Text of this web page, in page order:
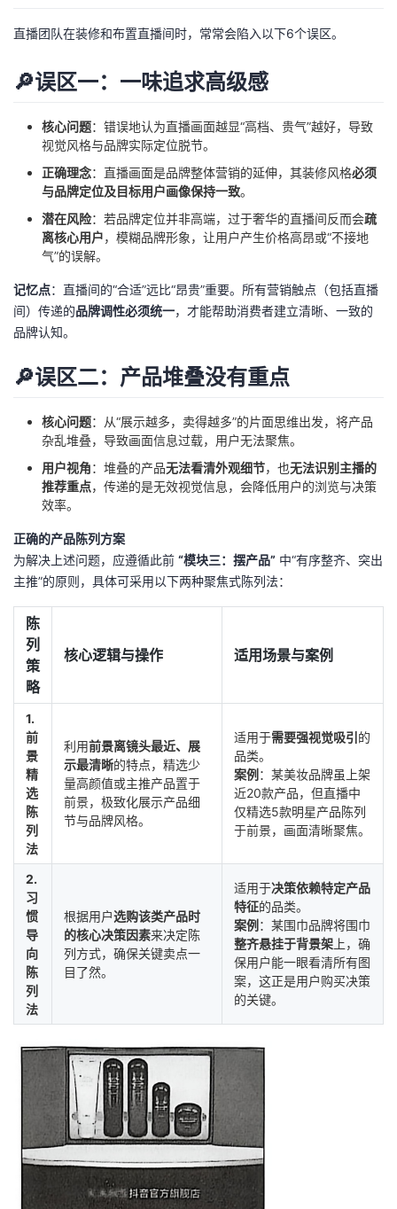
证
实
验
的
收
持
建
议
直播团队在装修和布置直播间时，常常会陷入以下6个误区。
🔎误区一：一味追求高级感
核心问题：错误地认为直播画面越显“高档、贵气”越好，导致
视觉风格与品牌实际定位脱节。
正确理念：直播画面是品牌整体营销的延伸，其装修风格必须
与品牌定位及目标用户画像保持一致。
潜在风险：若品牌定位并非高端，过于奢华的直播间反而会疏
离核心用户，模糊品牌形象，让用户产生价格高昂或“不接地
气”的误解。
记忆点：直播间的“合适”远比“昂贵”重要。所有营销触点（包括直播
间）传递的品牌调性必须统一，才能帮助消费者建立清晰、一致的
品牌认知。
🔎误区二：产品堆叠没有重点
核心问题：从“展示越多，卖得越多”的片面思维出发，将产品
杂乱堆叠，导致画面信息过载，用户无法聚焦。
用户视角：堆叠的产品无法看清外观细节，也无法识别主播的
推荐重点，传递的是无效视觉信息，会降低用户的浏览与决策
效率。
正确的产品陈列方案
为解决上述问题，应遵循此前 “模块三：摆产品” 中“有序整齐、突出
主推”的原则，具体可采用以下两种聚焦式陈列法：
陈
列
策
略
核心逻辑与操作 适用场景与案例
1.
前
景
精
选
陈
列
法
利用前景离镜头最近、展
示最清晰的特点，精选少
量高颜值或主推产品置于
前景，极致化展示产品细
节与品牌风格。
适用于需要强视觉吸引 的
品类。
案例 ：某美妆品牌虽上架
近20款产品，但直播中
仅精选5款明星产品陈列
于前景，画面清晰聚焦。
2.
习
惯
导
向
陈
列
法
根据用户选购该类产品时
的核心决策因素来决定陈
列方式，确保关键卖点一
目了然。
适用于决策依赖特定产品
特征的品类。
案例 ：某围巾品牌将围巾
整齐悬挂于背景架 上，确
保用户能一眼看清所有图
案，这正是用户购买决策
的关键。